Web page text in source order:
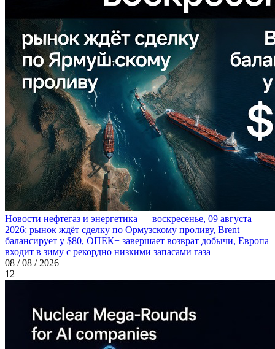
Новости нефтегаз и энергетика — воскресенье, 09 августа
2026: рынок ждёт сделку по Ормузскому проливу, Brent
балансирует у $80, ОПЕК+ завершает возврат добычи, Европа
входит в зиму с рекордно низкими запасами газа
08 / 08 / 2026
12